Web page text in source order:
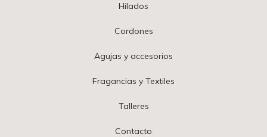
Hilados
Cordones
Agujas y accesorios
Fragancias y Textiles
Talleres
Contacto